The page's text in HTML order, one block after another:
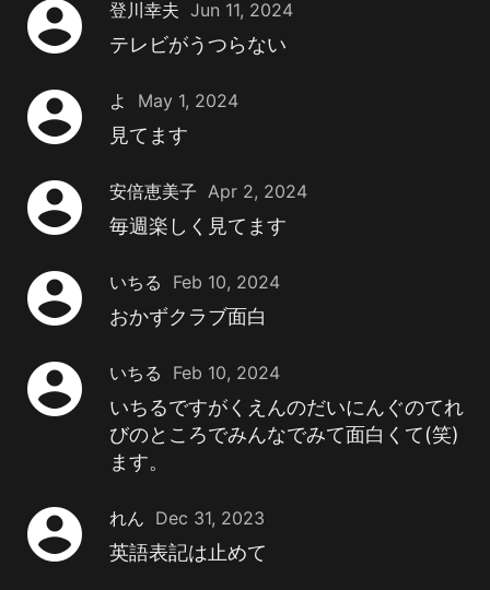
account_circle 登川幸夫 Jun 11, 2024
テレビがうつらない
account_circle よ May 1, 2024
見てます
account_circle 安倍恵美子 Apr 2, 2024
毎週楽しく見てます
account_circle いちる Feb 10, 2024
おかずクラブ面白
account_circle いちる Feb 10, 2024
いちるですがくえんのだいにんぐのてれ
びのところでみんなでみて面白くて(笑)
ます。
account_circle れん Dec 31, 2023
英語表記は止めて